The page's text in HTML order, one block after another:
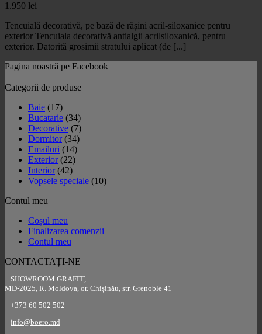
1.950 lei
Tencuială decorativă, pe bază de rășini acril-siloxanice pentru
exterior Tencuiala decorativă antialgii acrilsiloxanică, pentru
exterior. Datorită grosimii stratului aplicat (de [...]
Pagina noastră pe Facebook
Categorii de produse
Baie (17)
Bucatarie (34)
Decorative (7)
Dormitor (34)
Emailuri (14)
Exterior (22)
Interior (42)
Vopsele speciale (10)
Contul meu
Coșul meu
Finalizarea comenzii
Contul meu
CONTACTAȚI-NE
SHOWROOM GRAFFF,
MD-2025, R. Moldova, or. Chișinău, str. Grenoble 41
+373 60 502 502
info@boero.md